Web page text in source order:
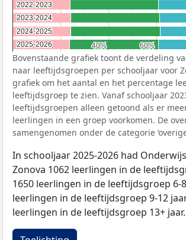
40%
40% 60%
60%
2022-2023
2022-2023
2023-2024
2023-2024
2024-2025
2024-2025
2025-2026
2025-2026
Bovenstaande grafiek toont de verdeling
naar leeftijdsgroepen per schooljaar voor
grafiek om het aantal en het percentage
leeftijdsgroep te zien. Vanaf schooljaar
leeftijdsgroepen alleen getoond als er
leerlingen in een groep voorkomen. De
samengenomen onder de categorie
In schooljaar 2025-2026 had
Zonova 1062 leerlingen in de
1650 leerlingen in de leeftijdsgroep 6-
leerlingen in de leeftijdsgroep 9-12
leerlingen in de leeftijdsgroep 13+ jaar.